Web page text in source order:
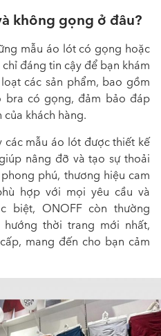
không gọng ở đâu?
mẫu áo lót có gọng hoặc
đáng tin cậy để bạn khám
các sản phẩm, bao gồm
bra có gọng, đảm bảo đáp
khách hàng.
các mẫu áo lót được thiết kế
nâng đỡ và tạo sự thoải
phú, thương hiệu cam
hợp với mọi yêu cầu và
biệt, ONOFF còn thường
thời trang mới nhất,
mang đến cho bạn cảm